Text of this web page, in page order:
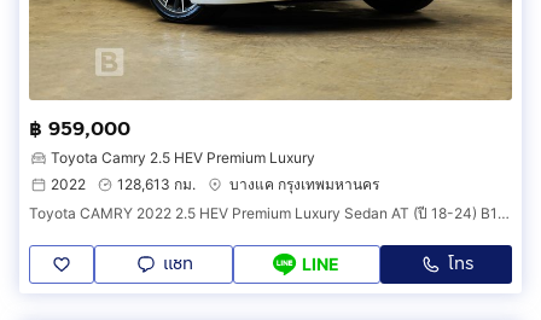
฿ 959,000
Toyota Camry 2.5 HEV Premium Luxury
2022
128,613 กม.
บางแค กรุงเทพมหานคร
Toyota CAMRY 2022 2.5 HEV Premium Luxury Sedan AT (ปี 18-24) B1331
แชท LINE โทร